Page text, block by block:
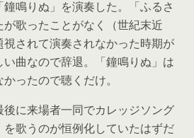
鳴りぬ」を演奏した。「ふるさ
歌ったことがなく（世紀末近
されて演奏されなかった時期が
曲なので辞退。「鐘鳴りぬ」は
ったので聴くだけ。
に来場者一同でカレッジソング
歌うのが恒例化していたはずだ